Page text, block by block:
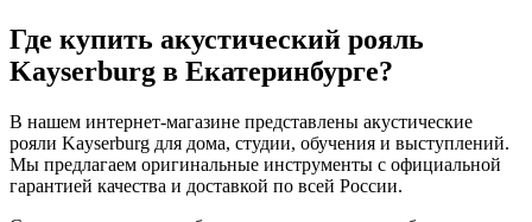
Где купить акустический рояль
Kayserburg в Екатеринбурге?
В нашем интернет-магазине представлены акустические
рояли Kayserburg для дома, студии, обучения и выступлений.
Мы предлагаем оригинальные инструменты с официальной
гарантией качества и доставкой по всей России.